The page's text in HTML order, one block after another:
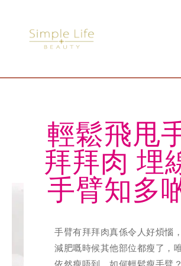
content
輕鬆飛甩
拜拜肉 埋
手臂知多
手臂有拜拜肉真係令人好煩惱
減肥嘅時候其他部位都瘦了，